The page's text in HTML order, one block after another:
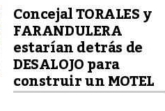
Concejal TORALES y
FARANDULERA
estarían detrás de
DESALOJO para
construir un MOTEL